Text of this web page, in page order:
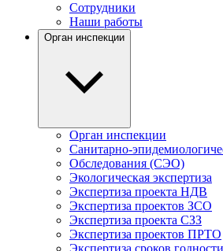
Сотрудники
Наши работы
Орган инспекции
Орган инспекции
Санитарно-
Обследования (СЭО)
Экологическая экспертиза
Экспертиза проекта НДВ
Экспертиза проектов ЗСО
Экспертиза проекта СЗЗ
Экспертиза проектов ПРТО
Экспертиза сроков